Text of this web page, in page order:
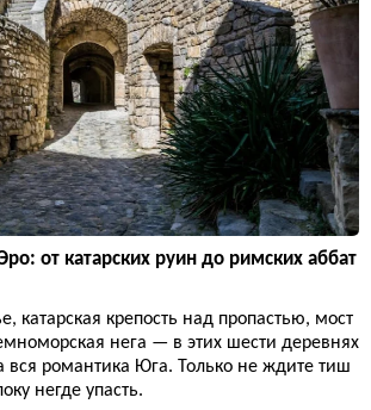
от катарских руин до римских аббат
катарская крепость над пропастью, мост
нега — в этих шести деревнях
вся романтика Юга. Только не ждите тиш
негде упасть.